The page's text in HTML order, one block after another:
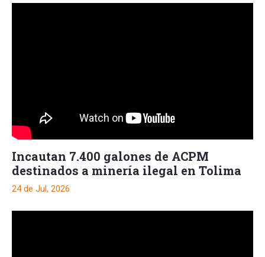
Incautan 7.400 galones de ACPM
destinados a minería ilegal en Tolima
24 de Jul, 2026